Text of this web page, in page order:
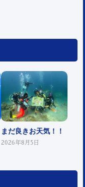
まだ良きお天気！！
2026年8月5日